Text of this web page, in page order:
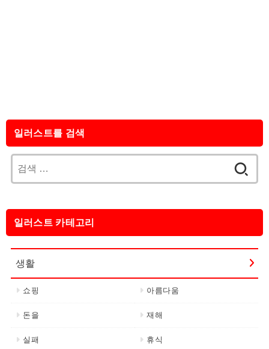
일러스트를 검색
색:
일러스트 카테고리
생활
쇼핑 아름다움
돈을 재해
실패 휴식